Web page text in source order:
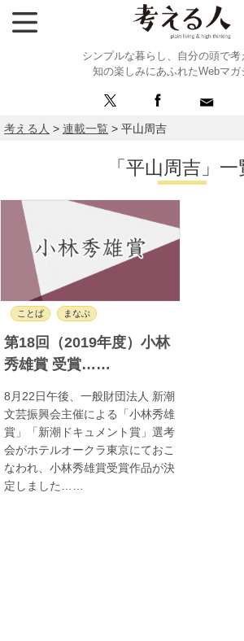
シンプルな暮らし、自分の頭で考
知の楽しみにあふれたWebマガ
考える人 > 連載一覧 > 平山周吉
「平山周吉」一
ことば まなぶ
第18回（2019年度）小林
秀雄賞 受賞……
8月22日午後、一般財団法人 新潮
文芸振興会主催による「小林秀雄
賞」「新潮ドキュメント賞」選考
会がホテルオークラ東京にておこ
なわれ、小林秀雄賞受賞作品が決
定しました……